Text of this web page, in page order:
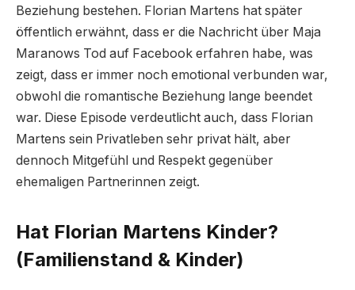
Beziehung bestehen. Florian Martens hat später
öffentlich erwähnt, dass er die Nachricht über Maja
Maranows Tod auf Facebook erfahren habe, was
zeigt, dass er immer noch emotional verbunden war,
obwohl die romantische Beziehung lange beendet
war. Diese Episode verdeutlicht auch, dass Florian
Martens sein Privatleben sehr privat hält, aber
dennoch Mitgefühl und Respekt gegenüber
ehemaligen Partnerinnen zeigt.
Hat Florian Martens Kinder?
(Familienstand & Kinder)